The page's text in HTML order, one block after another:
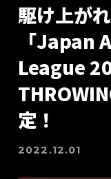
駆け上が
「Japan
League
定！
2022.12.01